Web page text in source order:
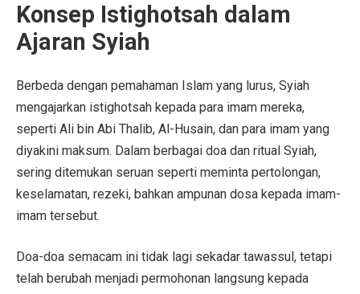
Konsep Istighotsah dalam
Ajaran Syiah
Berbeda dengan pemahaman Islam yang lurus, Syiah
mengajarkan istighotsah kepada para imam mereka,
seperti Ali bin Abi Thalib, Al-Husain, dan para imam yang
diyakini maksum. Dalam berbagai doa dan ritual Syiah,
sering ditemukan seruan seperti meminta pertolongan,
keselamatan, rezeki, bahkan ampunan dosa kepada imam-
imam tersebut.
Doa-doa semacam ini tidak lagi sekadar tawassul, tetapi
telah berubah menjadi permohonan langsung kepada